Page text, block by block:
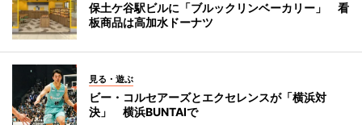
保土ケ谷駅ビルに「ブルックリンベーカリー」 看
板商品は高加水ドーナツ
見る・遊ぶ
ビー・コルセアーズとエクセレンスが「横浜対
決」 横浜BUNTAIで